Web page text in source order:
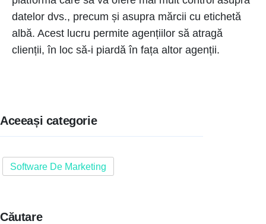
datelor dvs., precum și asupra mărcii cu etichetă
albă. Acest lucru permite agențiilor să atragă
clienții, în loc să-i piardă în fața altor agenții.
Aceeași categorie
Software De Marketing
Căutare